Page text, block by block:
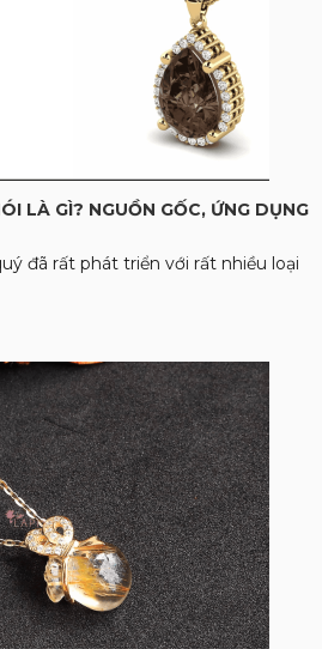
LÀ GÌ? NGUỒN GỐC, ỨNG DỤNG
đã rất phát triển với rất nhiều loại